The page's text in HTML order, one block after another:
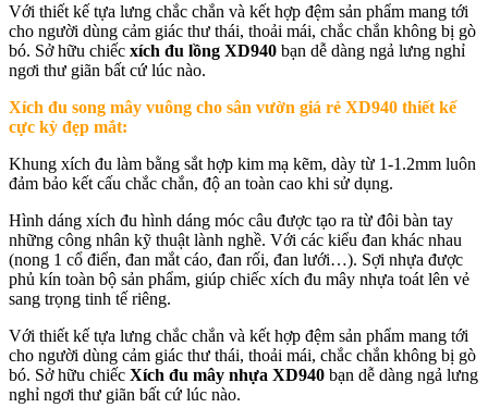
Với thiết kế tựa lưng chắc chắn và kết hợp đệm sản phẩm mang tới
cho người dùng cảm giác thư thái, thoải mái, chắc chắn không bị gò
bó. Sở hữu chiếc xích đu lồng XD940 bạn dễ dàng ngả lưng nghỉ
ngơi thư giãn bất cứ lúc nào.
Xích đu song mây vuông cho sân vườn giá rẻ XD940 thiết kế
cực kỳ đẹp mắt:
Khung xích đu làm bằng sắt hợp kim mạ kẽm, dày từ 1-1.2mm luôn
đảm bảo kết cấu chắc chắn, độ an toàn cao khi sử dụng.
Hình dáng xích đu hình dáng móc câu được tạo ra từ đôi bàn tay
những công nhân kỹ thuật lành nghề. Với các kiểu đan khác nhau
(nong 1 cổ điển, đan mắt cáo, đan rối, đan lưới…). Sợi nhựa được
phủ kín toàn bộ sản phẩm, giúp chiếc xích đu mây nhựa toát lên vẻ
sang trọng tinh tế riêng.
Với thiết kế tựa lưng chắc chắn và kết hợp đệm sản phẩm mang tới
cho người dùng cảm giác thư thái, thoải mái, chắc chắn không bị gò
bó. Sở hữu chiếc Xích đu mây nhựa XD940 bạn dễ dàng ngả lưng
nghỉ ngơi thư giãn bất cứ lúc nào.